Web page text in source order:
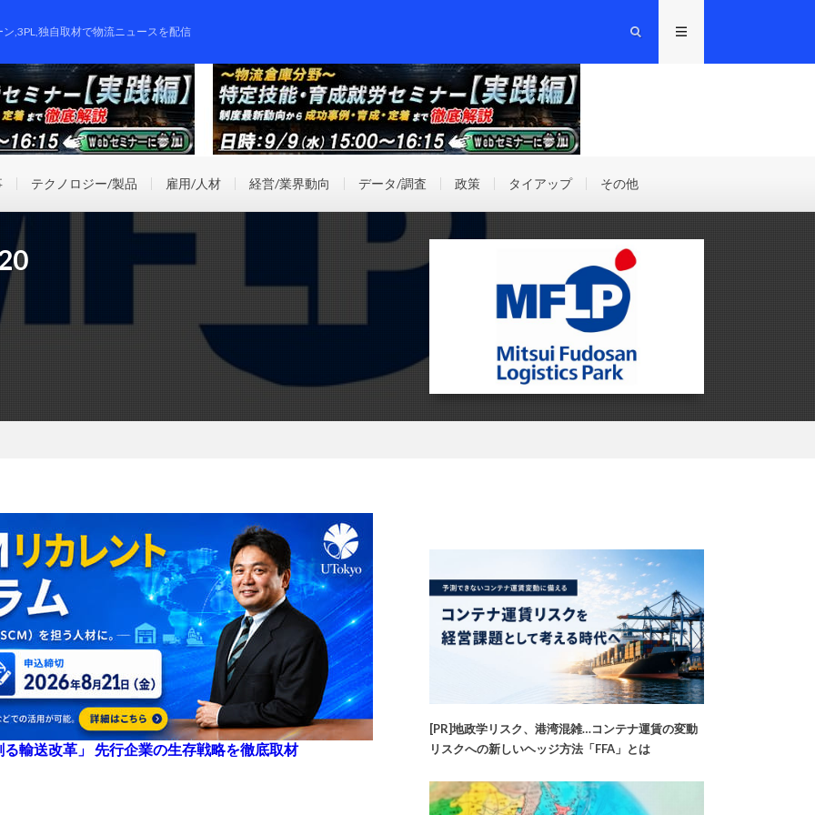
,3PL,独自取材で物流ニュースを配信
テクノロジー/製品 雇用/人材 経営/業界動向 データ/調査 政策 タイアップ その他
輸送改革」 先行企業の生存戦略を徹底取材
[PR]地政学リスク、港湾混雑…コンテナ運賃の変動
リスクへの新しいヘッジ方法「FFA」とは